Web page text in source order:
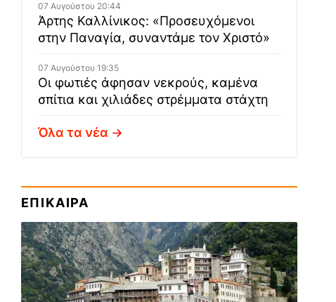
07 Αυγούστου 20:44
Άρτης Καλλίνικος: «Προσευχόμενοι
στην Παναγία, συναντάμε τον Χριστό»
07 Αυγούστου 19:35
Οι φωτιές άφησαν νεκρούς, καμένα
σπίτια και χιλιάδες στρέμματα στάχτη
Όλα τα νέα
ΕΠΙΚΑΙΡΑ